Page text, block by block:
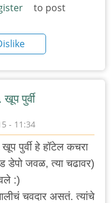
to post
पुर्वी
- 11:34
पुर्वी हे हॉटेल कचरा
जवळ, त्या चढावर)
:)
चवदार असतं. त्यांचे